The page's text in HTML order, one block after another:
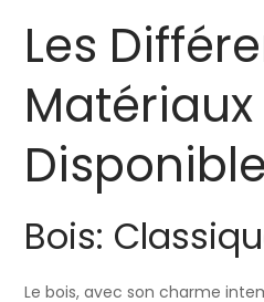
Les
Matériaux
Bois:
Le bois, avec son charme